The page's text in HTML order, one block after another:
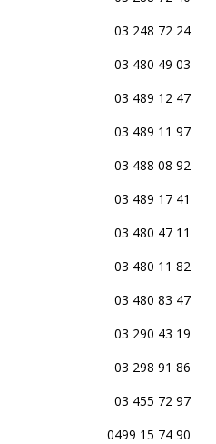
03 248 72 24
03 480 49 03
03 489 12 47
03 489 11 97
03 488 08 92
03 489 17 41
03 480 47 11
03 480 11 82
03 480 83 47
03 290 43 19
03 298 91 86
03 455 72 97
0499 15 74 90